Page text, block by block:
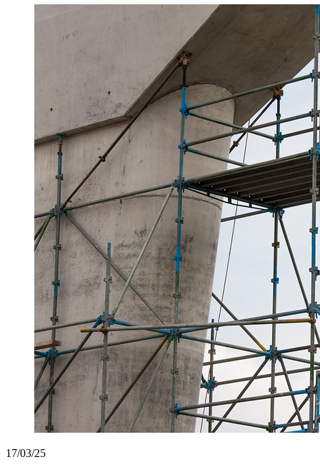
17/03/25